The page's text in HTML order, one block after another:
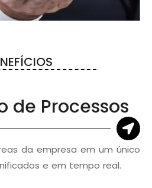
de Processos
da empresa em um único
e em tempo real.